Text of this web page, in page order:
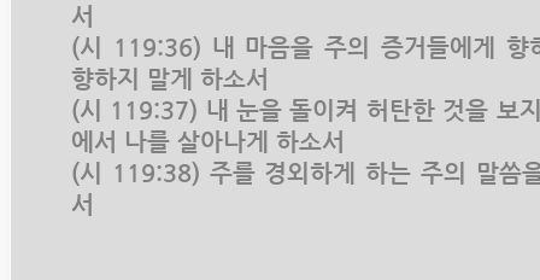
서
(시 119:36) 내 마음을 주의 증거들에게 향
향하지 말게 하소서
(시 119:37) 내 눈을 돌이켜 허탄한 것을 보
에서 나를 살아나게 하소서
(시 119:38) 주를 경외하게 하는 주의 말씀
서